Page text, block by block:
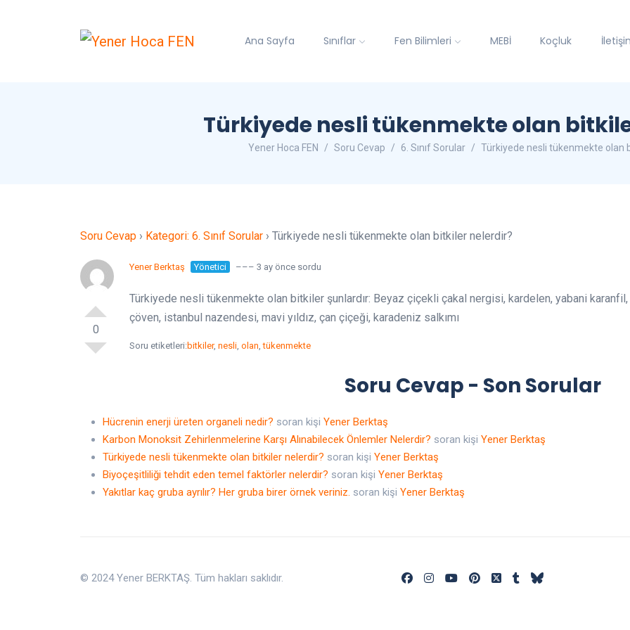
Ana Sayfa Sınıflar Fen Bilimleri MEBİ Koçluk
Türkiyede nesli tükenmekte olan
Yener Hoca FEN Soru Cevap 6. Sınıf Sorular Türkiyede nesli tükenmekte olan
Soru Cevap › Kategori: 6. Sınıf Sorular › Türkiyede nesli tükenmekte olan bitkiler nelerdir?
0
Yener Berktaş Yönetici ––– 3 ay önce sordu
Türkiyede nesli tükenmekte olan bitkiler şunlardır: Beyaz çiçekli çakal nergisi, kardelen, yabani karanfil,
çöven, istanbul nazendesi, mavi yıldız, çan çiçeği, karadeniz salkımı
Soru etiketleri: bitkiler, nesli, olan,tükenmekte
Soru Cevap - Son Sorular
Hücrenin enerji üreten organeli nedir? soran kişi Yener Berktaş
Karbon Monoksit Zehirlenmelerine Karşı Alınabilecek Önlemler Nelerdir? soran kişi Yener Berktaş
Türkiyede nesli tükenmekte olan bitkiler nelerdir? soran kişi Yener Berktaş
Biyoçeşitliliği tehdit eden temel faktörler nelerdir? soran kişi Yener Berktaş
Yakıtlar kaç gruba ayrılır? Her gruba birer örnek veriniz. soran kişi Yener Berktaş
© 2024 Yener BERKTAŞ. Tüm hakları saklıdır.